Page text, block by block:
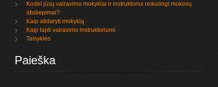
Kodėl jūsų vairavimo mokyklai ir instruktoriui reikalingi mokinių
atsiliepimai?
Kaip atidaryti mokyklą
Kaip tapti vairavimo instruktoriumi
Taisyklės
Paieška